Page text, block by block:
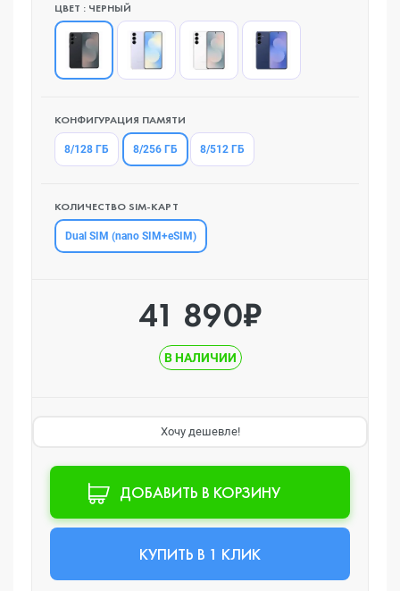
ЦВЕТ : ЧЕРНЫЙ
КОНФИГУРАЦИЯ ПАМЯТИ
8/128 ГБ 8/256 ГБ 8/512 ГБ
КОЛИЧЕСТВО SIM-КАРТ
Dual SIM (nano SIM+eSIM)
41 890₽
В НАЛИЧИИ
Хочу дешевле!
ДОБАВИТЬ В КОРЗИНУ
КУПИТЬ В 1 КЛИК